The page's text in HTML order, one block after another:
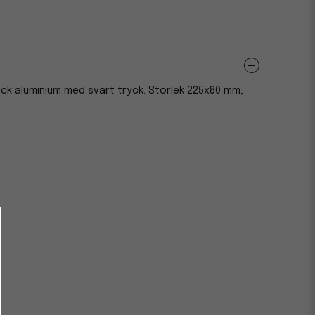
aluminium med svart tryck. Storlek 225x80 mm,